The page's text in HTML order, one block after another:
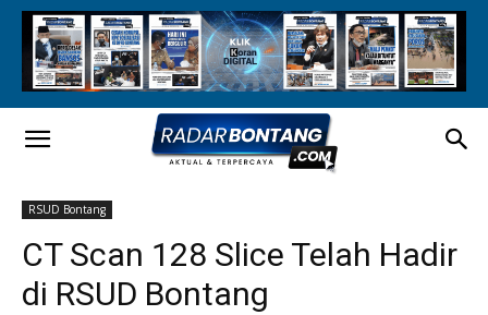
RSUD Bontang
CT Scan 128 Slice Telah Hadir
di RSUD Bontang